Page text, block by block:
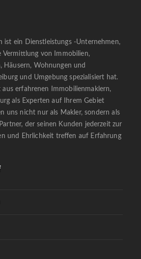
ist ein Dienstleistungs -Unternehmen,
Vermittlung von Immobilien,
Häusern, Wohnungen und
und Umgebung spezialisiert hat.
aus erfahrenen Immobilienmaklern,
als Experten auf Ihrem Gebiet
uns nicht nur als Makler, sondern als
der seinen Kunden jederzeit zur
und Ehrlichkeit treffen auf Erfahrung